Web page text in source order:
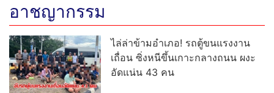
อาชญากรรม
ไล่ล่าข้ามอำเภอ! รถตู้ขนแรงงาน
เถื่อน ซิ่งหนีขึ้นเกาะกลางถนน ผงะ
อัดแน่น 43 คน